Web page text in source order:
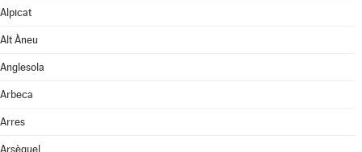
Alpicat
Alt Àneu
Anglesola
Arbeca
Arres
Arsèguel